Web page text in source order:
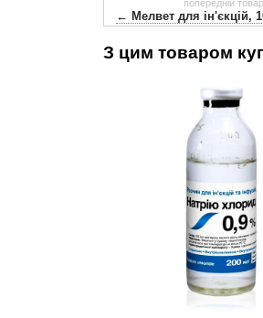
попередній
← Мелвет для ін'єкцій,
З цим товаром